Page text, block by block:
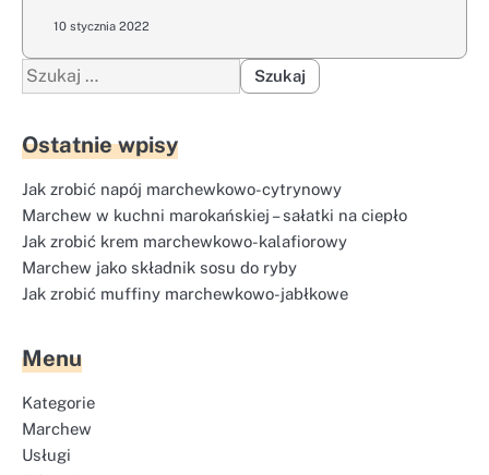
10 stycznia 2022
Szukaj:
Ostatnie wpisy
Jak zrobić napój marchewkowo-cytrynowy
Marchew w kuchni marokańskiej – sałatki na ciepło
Jak zrobić krem marchewkowo-kalafiorowy
Marchew jako składnik sosu do ryby
Jak zrobić muffiny marchewkowo-jabłkowe
Menu
Kategorie
Marchew
Usługi